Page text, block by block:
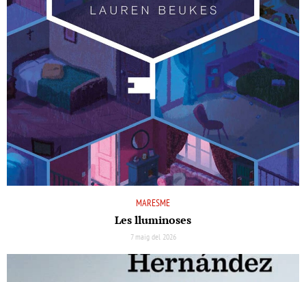
MARESME
Les lluminoses
7 maig del 2026